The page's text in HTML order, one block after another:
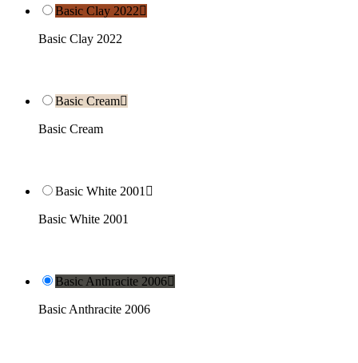
Basic Clay 2022
Basic Clay 2022
Basic Cream
Basic Cream
Basic White 2001 
Basic White 2001
Basic Anthracite 2006
Basic Anthracite 2006